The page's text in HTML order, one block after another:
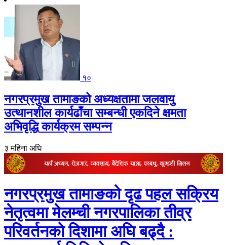
१०
नगरप्रमुख तामाङको अध्यक्षतामा जलवायु
उत्थानशील कार्यढाँचा सम्बन्धी एकदिने क्षमता
अभिवृद्धि कार्यक्रम सम्पन्न
३ महिना अघि
नगरप्रमुख तामाङको दृढ पहल सक्रिय
नेतृत्वमा मेलम्ची नगरपालिका तीव्र
परिवर्तनको दिशामा अघि बढ्दै :